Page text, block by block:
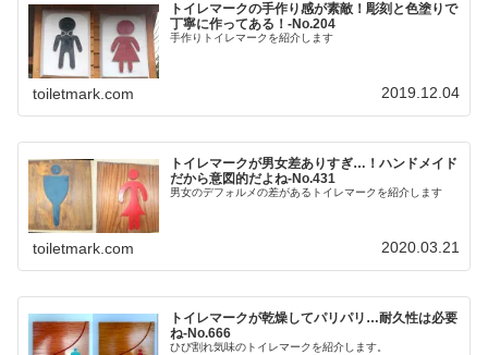
トイレマークの手作り感が素敵！彫刻と色塗りで
丁寧に作ってある！-No.204
手作りトイレマークを紹介します
toiletmark.com 2019.12.04
トイレマークが男女差ありすぎ…！ハンドメイド
だから意図的だよね‐No.431
男女のデフォルメの差があるトイレマークを紹介します
toiletmark.com 2020.03.21
トイレマークが乾燥してパリパリ…耐久性は必要
ね‐No.666
ひび割れ気味のトイレマークを紹介します。